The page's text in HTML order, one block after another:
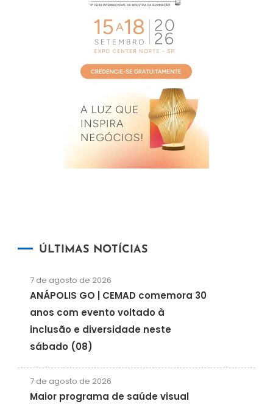
ÚLTIMAS NOTÍCIAS
7 de agosto de 2026
ANÁPOLIS GO | CEMAD comemora 30
anos com evento voltado à
inclusão e diversidade neste
sábado (08)
7 de agosto de 2026
Maior programa de saúde visual